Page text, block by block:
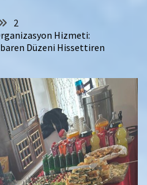
2
Hizmeti:
Düzeni Hissettiren